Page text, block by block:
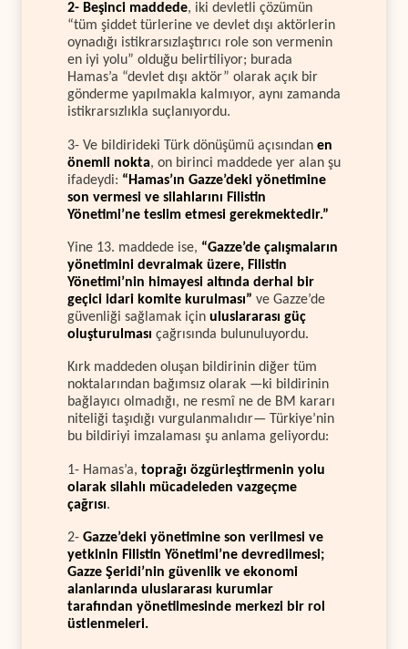
2- Beşinci maddede, iki devletli çözümün
“tüm şiddet türlerine ve devlet dışı aktörlerin
oynadığı istikrarsızlaştırıcı role son vermenin
en iyi yolu” olduğu belirtiliyor; burada
Hamas’a “devlet dışı aktör” olarak açık bir
gönderme yapılmakla kalmıyor, aynı zamanda
istikrarsızlıkla suçlanıyordu.
3- Ve bildirideki Türk dönüşümü açısından en
önemli nokta, on birinci maddede yer alan şu
ifadeydi: “Hamas’ın Gazze’deki yönetimine
son vermesi ve silahlarını Filistin
Yönetimi’ne teslim etmesi gerekmektedir.”
Yine 13. maddede ise, “Gazze’de çalışmaların
yönetimini devralmak üzere, Filistin
Yönetimi’nin himayesi altında derhal bir
geçici idari komite kurulması” ve Gazze’de
güvenliği sağlamak için uluslararası güç
oluşturulması çağrısında bulunuluyordu.
Kırk maddeden oluşan bildirinin diğer tüm
noktalarından bağımsız olarak —ki bildirinin
bağlayıcı olmadığı, ne resmî ne de BM kararı
niteliği taşıdığı vurgulanmalıdır— Türkiye’nin
bu bildiriyi imzalaması şu anlama geliyordu:
1- Hamas’a, toprağı özgürleştirmenin yolu
olarak silahlı mücadeleden vazgeçme
çağrısı.
2- Gazze’deki yönetimine son verilmesi ve
yetkinin Filistin Yönetimi’ne devredilmesi;
Gazze Şeridi’nin güvenlik ve ekonomi
alanlarında uluslararası kurumlar
tarafından yönetilmesinde merkezi bir rol
üstlenmeleri.